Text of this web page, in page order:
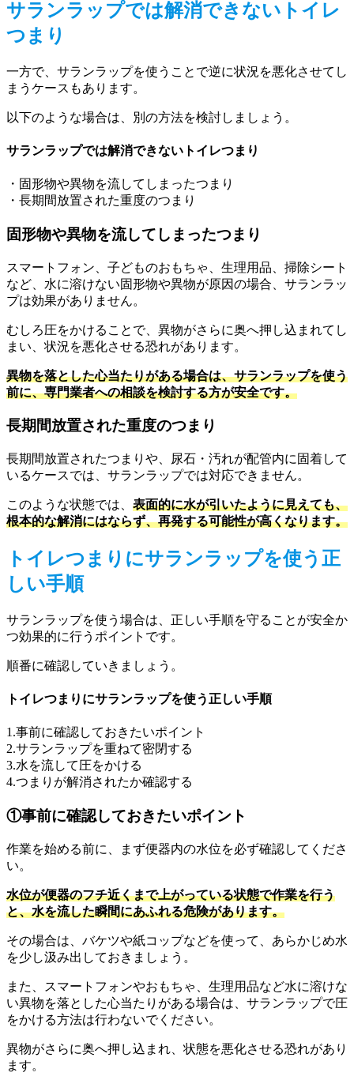
サランラップでは解消できないトイレ
つまり
一方で、サランラップを使うことで逆に状況を悪化させてし
まうケースもあります。
以下のような場合は、別の方法を検討しましょう。
サランラップでは解消できないトイレつまり
・固形物や異物を流してしまったつまり
・長期間放置された重度のつまり
固形物や異物を流してしまったつまり
スマートフォン、子どものおもちゃ、生理用品、掃除シート
など、水に溶けない固形物や異物が原因の場合、サランラッ
プは効果がありません。
むしろ圧をかけることで、異物がさらに奥へ押し込まれてし
まい、状況を悪化させる恐れがあります。
異物を落とした心当たりがある場合は、サランラップを使う
前に、専門業者への相談を検討する方が安全です。
長期間放置された重度のつまり
長期間放置されたつまりや、尿石・汚れが配管内に固着して
いるケースでは、サランラップでは対応できません。
このような状態では、 表面的に水が引いたように見えても、
根本的な解消にはならず、再発する可能性が高くなります。
トイレつまりにサランラップを使う正
しい手順
サランラップを使う場合は、正しい手順を守ることが安全か
つ効果的に行うポイントです。
順番に確認していきましょう。
トイレつまりにサランラップを使う正しい手順
1.事前に確認しておきたいポイント
2.サランラップを重ねて密閉する
3.水を流して圧をかける
4.つまりが解消されたか確認する
①事前に確認しておきたいポイント
作業を始める前に、まず便器内の水位を必ず確認してくださ
い。
水位が便器のフチ近くまで上がっている状態で作業を行う
と、水を流した瞬間にあふれる危険があります。
その場合は、バケツや紙コップなどを使って、あらかじめ水
を少し汲み出しておきましょう。
また、スマートフォンやおもちゃ、生理用品など水に溶けな
い異物を落とした心当たりがある場合は、サランラップで圧
をかける方法は行わないでください。
異物がさらに奥へ押し込まれ、状態を悪化させる恐れがあり
ます。